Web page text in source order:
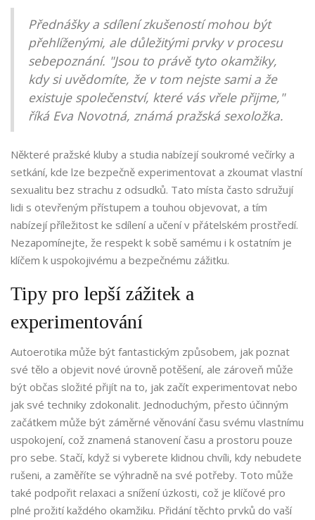
Přednášky a sdílení zkušeností mohou být
přehlíženými, ale důležitými prvky v procesu
sebepoznání. "Jsou to právě tyto okamžiky,
kdy si uvědomíte, že v tom nejste sami a že
existuje společenství, které vás vřele přijme,"
říká Eva Novotná, známá pražská sexoložka.
Některé pražské kluby a studia nabízejí soukromé večírky a
setkání, kde lze bezpečně experimentovat a zkoumat vlastní
sexualitu bez strachu z odsudků. Tato místa často sdružují
lidi s otevřeným přístupem a touhou objevovat, a tím
nabízejí příležitost ke sdílení a učení v přátelském prostředí.
Nezapomínejte, že respekt k sobě samému i k ostatním je
klíčem k uspokojivému a bezpečnému zážitku.
Tipy pro lepší zážitek a
experimentování
Autoerotika může být fantastickým způsobem, jak poznat
své tělo a objevit nové úrovně potěšení, ale zároveň může
být občas složité přijít na to, jak začít experimentovat nebo
jak své techniky zdokonalit. Jednoduchým, přesto účinným
začátkem může být záměrné věnování času svému vlastnímu
uspokojení, což znamená stanovení času a prostoru pouze
pro sebe. Stačí, když si vyberete klidnou chvíli, kdy nebudete
rušeni, a zaměříte se výhradně na své potřeby. Toto může
také podpořit relaxaci a snížení úzkosti, což je klíčové pro
plné prožití každého okamžiku. Přidání těchto prvků do vaší